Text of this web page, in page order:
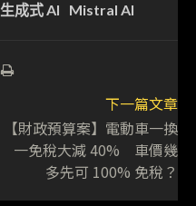
生成式 AI Mistral AI
下一篇文章
【財政預算案】電動車一換
一免稅大減 40% 車價幾
多先可 100% 免稅？